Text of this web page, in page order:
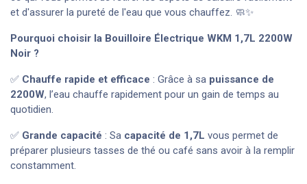
et d'assurer la pureté de l'eau que vous chauffez. 🧼✨
Pourquoi choisir la Bouilloire Électrique WKM 1,7L 2200W
Noir ?
✅ Chauffe rapide et efficace : Grâce à sa puissance de
2200W, l’eau chauffe rapidement pour un gain de temps au
quotidien.
✅ Grande capacité : Sa capacité de 1,7L vous permet de
préparer plusieurs tasses de thé ou café sans avoir à la remplir
constamment.